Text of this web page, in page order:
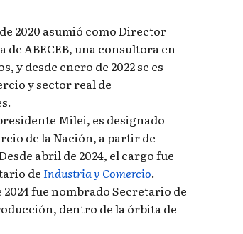
2020 asumió como Director
de ABECEB, una consultora en
y desde enero de 2022 se es
y sector real de
Milei, es designado
de la Nación, a partir de
abril de 2024, el cargo fue
de Industria y Comercio.
fue nombrado Secretario de
dentro de la órbita de